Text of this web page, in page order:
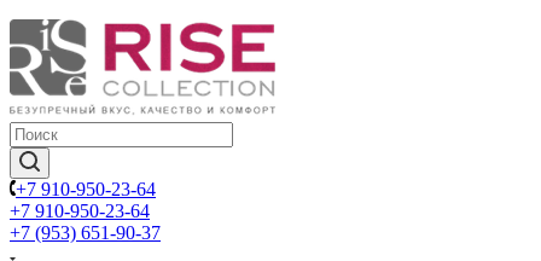
+7 910-950-23-64
+7 910-950-23-64
+7 (953) 651-90-37